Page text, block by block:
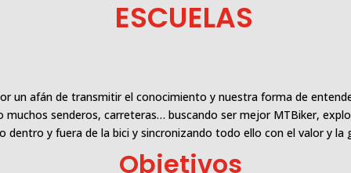
ESCUELAS
un afán de transmitir el conocimiento y nuestra forma de
senderos, carreteras… buscando ser mejor MTBiker,
y fuera de la bici y sincronizando todo ello con el valor y la
Objetivos